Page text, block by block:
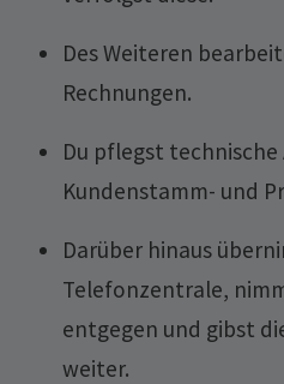
Des Weiteren
Rechnungen.
Du pflegst
Kundenstamm- und
Darüber hinaus
Telefonzentrale,
entgegen und gibst
weiter.